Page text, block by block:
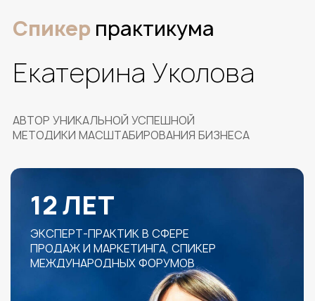
Всего за 5 днейпод
руководством
вы получите четкую картину того, что
может работать именно в вашей
компании
8 561компаний внедрили
элементы